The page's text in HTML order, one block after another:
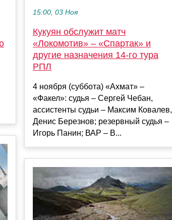
15:00, 03 Ноя
Кукуян обслужит матч
«Локомотив» – «Спартак» и
другие назначения 14-го тура
РПЛ
4 ноября (суббота) «Ахмат» –
«Факел»: судья – Сергей Чебан,
ассистенты судьи – Максим Ковалев,
Денис Березнов; резервный судья –
Игорь Панин; ВАР – В...